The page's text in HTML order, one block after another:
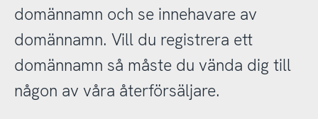
domännamn och se innehavare av
domännamn. Vill du registrera ett
domännamn så måste du vända dig till
någon av våra återförsäljare.